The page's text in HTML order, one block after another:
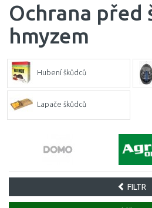
Ochrana před
hmyzem
Hubení škůdců
Lapače škůdců
FILTR